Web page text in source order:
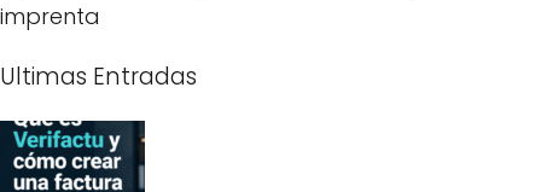
imprenta
Ultimas Entradas